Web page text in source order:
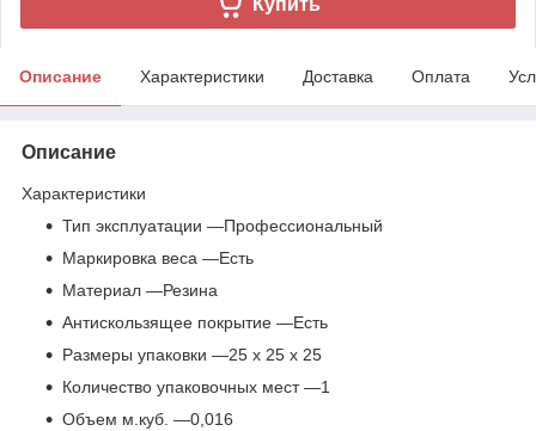
Описание Характеристики Доставка Оплата
Описание
Характеристики
Тип эксплуатации —Профессиональный
Маркировка веса —Есть
Материал —Резина
Антискользящее покрытие —Есть
Размеры упаковки —25 х 25 х 25
Количество упаковочных мест —1
Объем м.куб. —0,016